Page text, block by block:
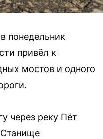
понедельник
привёл к
мостов и одного
через реку Пёт
Станище